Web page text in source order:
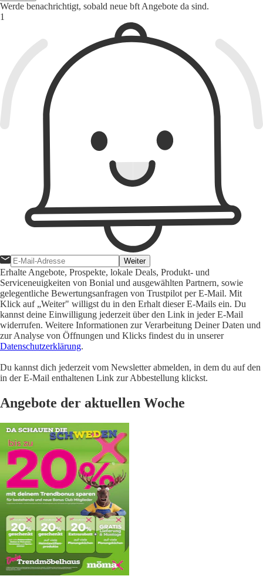
Werde benachrichtigt, sobald neue bft Angebote da sind.
Weiter
Erhalte Angebote, Prospekte, lokale Deals, Produkt- und
Serviceneuigkeiten von Bonial und ausgewählten Partnern, sowie
gelegentliche Bewertungsanfragen von Trustpilot per E-Mail. Mit
Klick auf „Weiter" willigst du in den Erhalt dieser E-Mails ein. Du
kannst deine Einwilligung jederzeit über den Link in jeder E-Mail
widerrufen. Weitere Informationen zur Verarbeitung Deiner Daten und
zur Analyse von Öffnungen und Klicks findest du in unserer
Datenschutzerklärung.
Du kannst dich jederzeit vom Newsletter abmelden, in dem du auf den
in der E-Mail enthaltenen Link zur Abbestellung klickst.
Angebote der aktuellen Woche